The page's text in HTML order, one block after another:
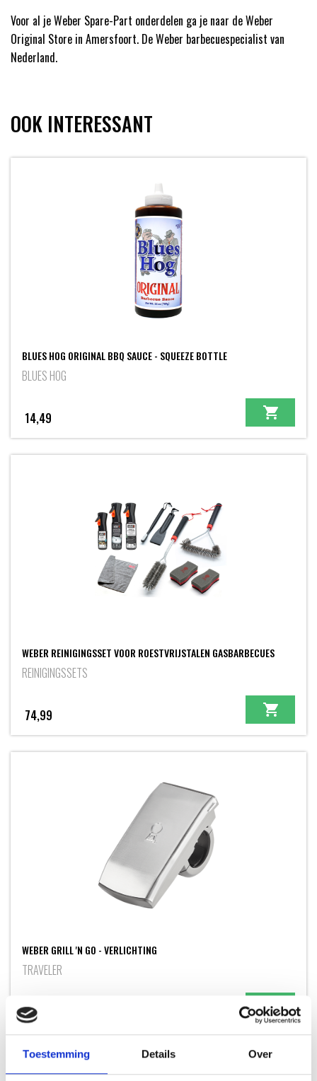
Toestemming Details Over
Voor al je Weber Spare-Part onderdelen ga je naar de Weber
Original Store in Amersfoort. De Weber barbecuespecialist van
Nederland.
OOK INTERESSANT
BLUES HOG ORIGINAL BBQ SAUCE - SQUEEZE BOTTLE
BLUES HOG
14,49
WEBER REINIGINGSSET VOOR ROESTVRIJSTALEN GASBARBECUES
REINIGINGSSETS
74,99
WEBER GRILL 'N GO - VERLICHTING
TRAVELER
59,99